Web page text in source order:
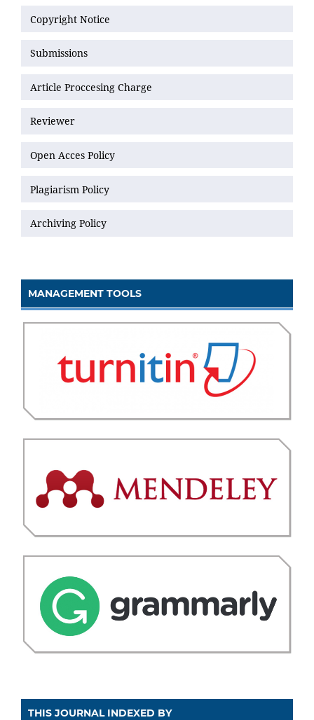
Copyright Notice
Submissions
Article Proccesing Charge
Reviewer
Open Acces Policy
Plagiarism Policy
Archiving Policy
MANAGEMENT TOOLS
THIS JOURNAL INDEXED BY